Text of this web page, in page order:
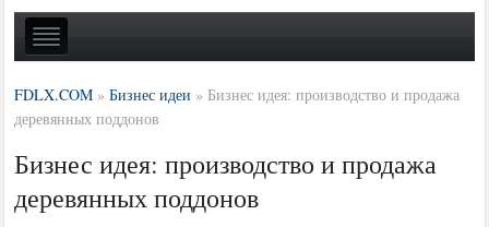
FDLX.COM »Бизнес идеи » Бизнес идея: производство и продажа
деревянных поддонов
Бизнес идея: производство и продажа
деревянных поддонов